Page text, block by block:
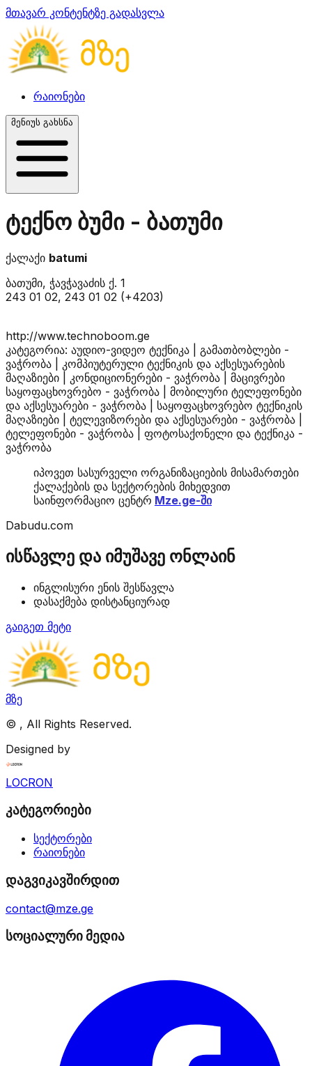
მთავარ კონტენტზე გადასვლა
რაიონები
მენიუს გახსნა
ტექნო ბუმი - ბათუმი
ქალაქი batumi
ბათუმი, ჭავჭავაძის ქ. 1
243 01 02, 243 01 02 (+4203)
http://www.technoboom.ge
კატეგორია: აუდიო-ვიდეო ტექნიკა | გამათბობლები -
ვაჭრობა | კომპიუტერული ტექნიკის და აქსესუარების
მაღაზიები | კონდიციონერები - ვაჭრობა | მაცივრები
საყოფაცხოვრებო - ვაჭრობა | მობილური ტელეფონები
და აქსესუარები - ვაჭრობა | საყოფაცხოვრებო ტექნიკის
მაღაზიები | ტელევიზორები და აქსესუარები - ვაჭრობა |
ტელეფონები - ვაჭრობა | ფოტოსაქონელი და ტექნიკა -
ვაჭრობა
იპოვეთ სასურველი ორგანიზაციების მისამართები
ქალაქების და სექტორების მიხედვით
საინფორმაციო ცენტრ Mze.ge-ში
Dabudu.com
ისწავლე და იმუშავე ონლაინ
ინგლისური ენის შესწავლა
დასაქმება დისტანციურად
გაიგეთ მეტი
მზე
© , All Rights Reserved.
Designed by
LOCRON
კატეგორიები
სექტორები
რაიონები
დაგვიკავშირდით
contact@mze.ge
სოციალური მედია